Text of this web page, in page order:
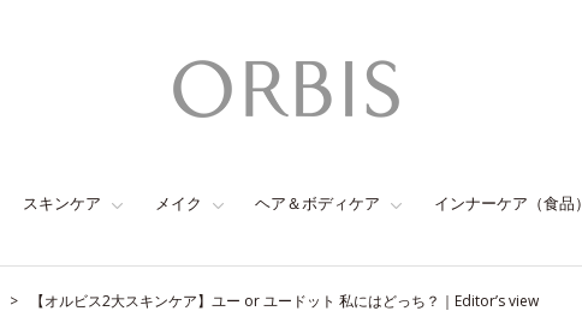
スキンケア メイク ヘア＆ボディケア インナーケア（食品）
【オルビス2大スキンケア】ユー or ユードット 私にはどっち？｜Editor’s view